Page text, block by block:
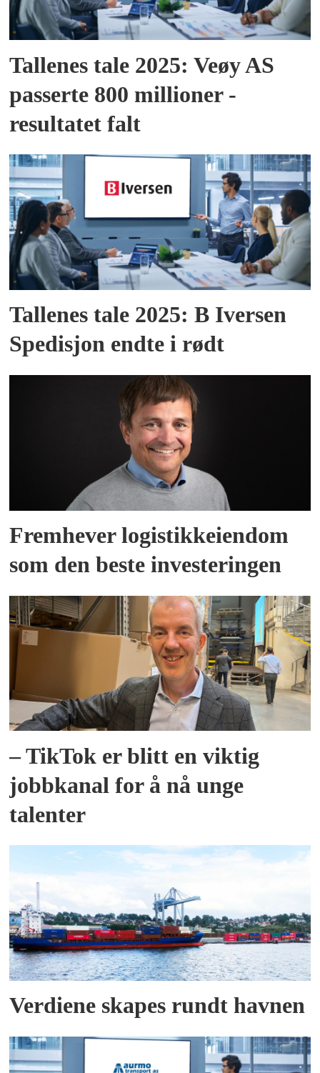
Tallenes tale 2025: Veøy AS
passerte 800 millioner -
resultatet falt
Tallenes tale 2025: B Iversen
Spedisjon endte i rødt
Fremhever logistikkeiendom
som den beste investeringen
– TikTok er blitt en viktig
jobbkanal for å nå unge
talenter
Verdiene skapes rundt havnen